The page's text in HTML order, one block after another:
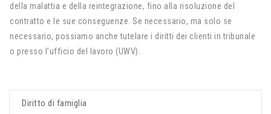
della malattia e della reintegrazione, fino alla risoluzione del
contratto e le sue conseguenze. Se necessario, ma solo se
necessario, possiamo anche tutelare i diritti dei clienti in tribunale
o presso l’ufficio del lavoro (UWV).
Diritto di famiglia